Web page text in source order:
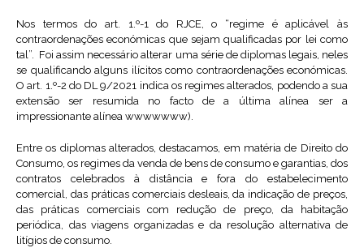
Nos termos do art. 1.º-1 do RJCE, o “regime é aplicável às
contraordenações económicas que sejam qualificadas por lei como
tal”. Foi assim necessário alterar uma série de diplomas legais, neles
se qualificando alguns ilícitos como contraordenações económicas.
O art. 1.º-2 do DL 9/2021 indica os regimes alterados, podendo a sua
extensão ser resumida no facto de a última alínea ser a
impressionante alínea wwwwwww).
Entre os diplomas alterados, destacamos, em matéria de Direito do
Consumo, os regimes da venda de bens de consumo e garantias, dos
contratos celebrados à distância e fora do estabelecimento
comercial, das práticas comerciais desleais, da indicação de preços,
das práticas comerciais com redução de preço, da habitação
periódica, das viagens organizadas e da resolução alternativa de
litígios de consumo.